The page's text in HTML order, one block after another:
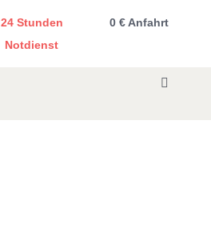
24 Stunden
Notdienst
0 € Anfahrt
Toggle